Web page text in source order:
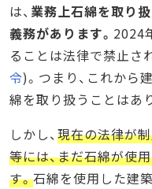
は、 業務上石綿を取り
義務があります。 2024
ることは法律で禁止さ
令)。つまり、これから
綿を取り扱うことはあ
しかし、 現在の法律が
等には、まだ石綿が使
す。石綿を使用した建